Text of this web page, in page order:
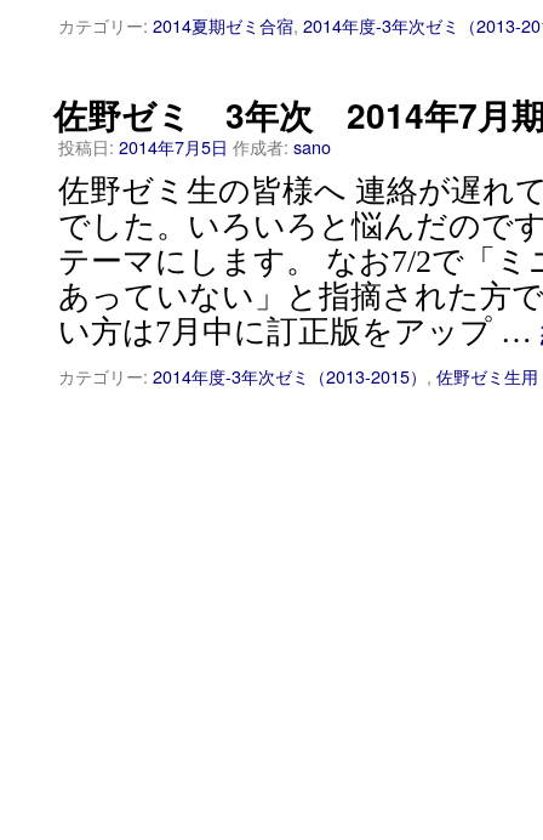
カテゴリー: 2014夏期ゼミ合宿, 2014年度-3年次ゼミ（2013-
佐野ゼミ 3年次 2014年7月
投稿日: 2014年7月5日 作成者: sano
佐野ゼミ生の皆様へ 連絡が遅れ
でした。いろいろと悩んだので
テーマにします。 なお7/2で「
あっていない」と指摘された方
い方は7月中に訂正版をアップ …
カテゴリー: 2014年度-3年次ゼミ（2013-2015） , 佐野ゼミ生用